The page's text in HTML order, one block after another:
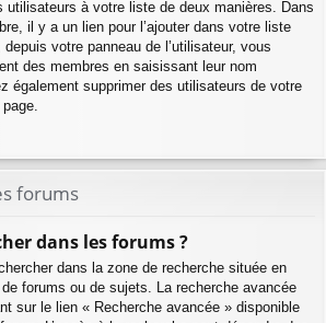
utilisateurs à votre liste de deux manières. Dans
il y a un lien pour l’ajouter dans votre liste
depuis votre panneau de l’utilisateur, vous
des membres en saisissant leur nom
également supprimer des utilisateurs de votre
forums
dans les forums ?
dans la zone de recherche située en
de forums ou de sujets. La recherche avancée
sur le lien « Recherche avancée » disponible